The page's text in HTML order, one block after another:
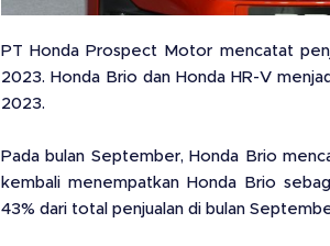
PT Honda Prospect Motor mencatat
2023. Honda Brio dan Honda HR-V
2023.
Pada bulan September, Honda Brio
kembali menempatkan Honda Brio
43% dari total penjualan di bulan